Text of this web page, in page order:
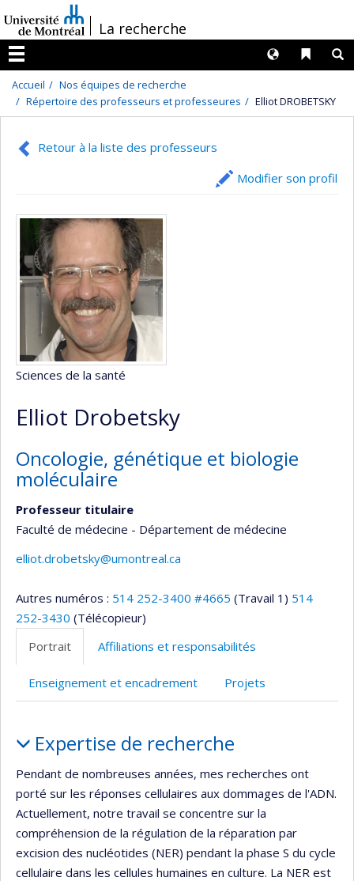
au
contenu
/La recherche
Menu
Liens
Langues
Accueil
Nos équipes de recherche
Répertoire des professeurs et professeures
Elliot DROBETSKY
Retour à la liste des professeurs
Modifier son profil
Sciences de la santé
Elliot Drobetsky
Oncologie, génétique et biologie
moléculaire
Professeur titulaire
Faculté de médecine - Département de médecine
elliot.drobetsky@umontreal.ca
Autres numéros : 514 252-3400 #4665 (Travail 1) 514
252-3430 (Télécopieur)
Portrait
Affiliations et responsabilités
Enseignement et encadrement Projets
Expertise de recherche
Pendant de nombreuses années, mes recherches ont
porté sur les réponses cellulaires aux dommages de l'ADN.
Actuellement, notre travail se concentre sur la
compréhension de la régulation de la réparation par
excision des nucléotides (NER) pendant la phase S du cycle
cellulaire dans les cellules humaines en culture. La NER est